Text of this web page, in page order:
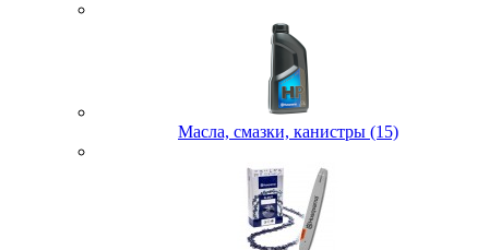
Масла, смазки, канистры (15)